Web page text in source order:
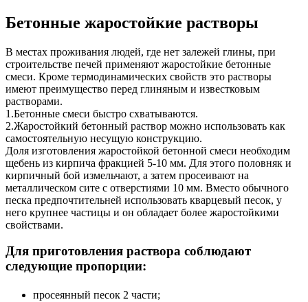
Бетонные жаростойкие растворы
В местах проживания людей, где нет залежей глины, при
строительстве печей применяют жаростойкие бетонные
смеси. Кроме термодинамических свойств это растворы
имеют преимущество перед глиняным и известковым
растворами.
1.Бетонные смеси быстро схватываются.
2.Жаростойкий бетонный раствор можно использовать как
самостоятельную несущую конструкцию.
Доля изготовления жаростойкой бетонной смеси необходим
щебень из кирпича фракцией 5-10 мм. Для этого половняк и
кирпичный бой измельчают, а затем просеивают на
металлическом сите с отверстиями 10 мм. Вместо обычного
песка предпочтительней использовать кварцевый песок, у
него крупнее частицы и он обладает более жаростойкими
свойствами.
Для приготовления раствора соблюдают
следующие пропорции:
просеянный песок 2 части;